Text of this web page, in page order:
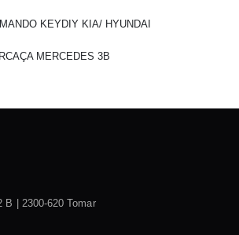
KEYDIY KIA/ HYUNDAI
MERCEDES 3B
B | 2300-620 Tomar